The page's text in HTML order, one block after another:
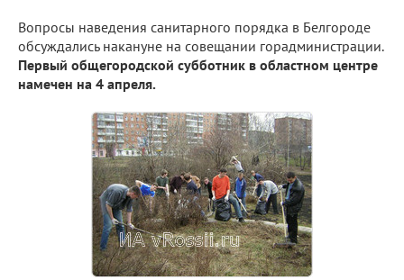
Вопросы наведения санитарного порядка в Белгороде
обсуждались накануне на совещании горадминистрации.
Первый общегородской субботник в областном центре
намечен на 4 апреля.